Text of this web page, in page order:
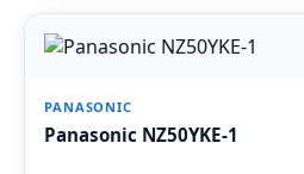
PANASONIC
Panasonic NZ50YKE-1